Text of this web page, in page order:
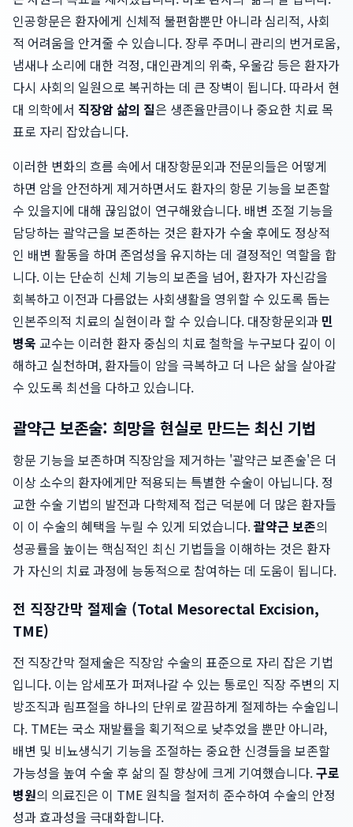
인공항문은 환자에게 신체적 불편함뿐만 아니라 심리적, 사회
적 어려움을 안겨줄 수 있습니다. 장루 주머니 관리의 번거로움,
냄새나 소리에 대한 걱정, 대인관계의 위축, 우울감 등은 환자가
다시 사회의 일원으로 복귀하는 데 큰 장벽이 됩니다. 따라서 현
대 의학에서 직장암 삶의 질은 생존율만큼이나 중요한 치료 목
표로 자리 잡았습니다.
이러한 변화의 흐름 속에서 대장항문외과 전문의들은 어떻게
하면 암을 안전하게 제거하면서도 환자의 항문 기능을 보존할
수 있을지에 대해 끊임없이 연구해왔습니다. 배변 조절 기능을
담당하는 괄약근을 보존하는 것은 환자가 수술 후에도 정상적
인 배변 활동을 하며 존엄성을 유지하는 데 결정적인 역할을 합
니다. 이는 단순히 신체 기능의 보존을 넘어, 환자가 자신감을
회복하고 이전과 다름없는 사회생활을 영위할 수 있도록 돕는
인본주의적 치료의 실현이라 할 수 있습니다. 대장항문외과 민
병욱 교수는 이러한 환자 중심의 치료 철학을 누구보다 깊이 이
해하고 실천하며, 환자들이 암을 극복하고 더 나은 삶을 살아갈
수 있도록 최선을 다하고 있습니다.
괄약근 보존술: 희망을 현실로 만드는 최신 기법
항문 기능을 보존하며 직장암을 제거하는 '괄약근 보존술'은 더
이상 소수의 환자에게만 적용되는 특별한 수술이 아닙니다. 정
교한 수술 기법의 발전과 다학제적 접근 덕분에 더 많은 환자들
이 이 수술의 혜택을 누릴 수 있게 되었습니다.괄약근 보존의
성공률을 높이는 핵심적인 최신 기법들을 이해하는 것은 환자
가 자신의 치료 과정에 능동적으로 참여하는 데 도움이 됩니다.
전 직장간막 절제술 (Total Mesorectal Excision,
TME)
전 직장간막 절제술은 직장암 수술의 표준으로 자리 잡은 기법
입니다. 이는 암세포가 퍼져나갈 수 있는 통로인 직장 주변의 지
방조직과 림프절을 하나의 단위로 깔끔하게 절제하는 수술입니
다. TME는 국소 재발률을 획기적으로 낮추었을 뿐만 아니라,
배변 및 비뇨생식기 기능을 조절하는 중요한 신경들을 보존할
가능성을 높여 수술 후 삶의 질 향상에 크게 기여했습니다.구로
병원의 의료진은 이 TME 원칙을 철저히 준수하여 수술의 안정
성과 효과성을 극대화합니다.